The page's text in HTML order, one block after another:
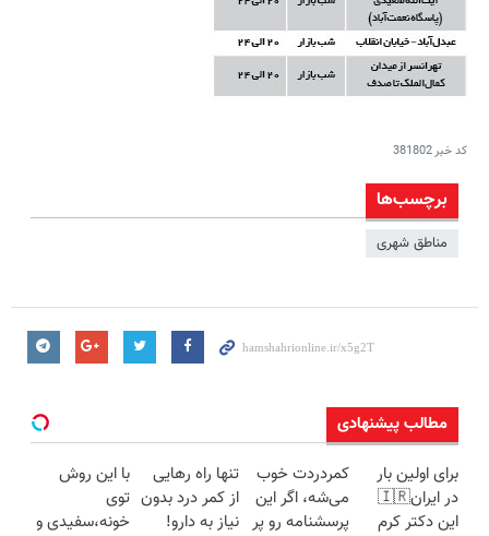
کد خبر381802
برچسب‌ها
مناطق شهری
مطالب پیشنهادی
برای اولین بار
در ایران🇮🇷
این دکتر کرم
کمردردت خوب
می‌شه، اگر این
پرسشنامه رو پر
تنها راه رهایی
از کمر درد بدون
نیاز به دارو!
با این روش
توی
خونه،سفیدی و